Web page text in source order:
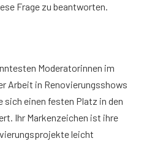
Frage zu beantworten.
Moderatorinnen im
Arbeit in Renovierungsshows
sich einen festen Platz in den
Ihr Markenzeichen ist ihre
leicht